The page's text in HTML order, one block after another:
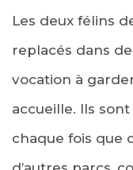
Les deux félins
replacés dans
vocation à
accueille. Ils
chaque fois que